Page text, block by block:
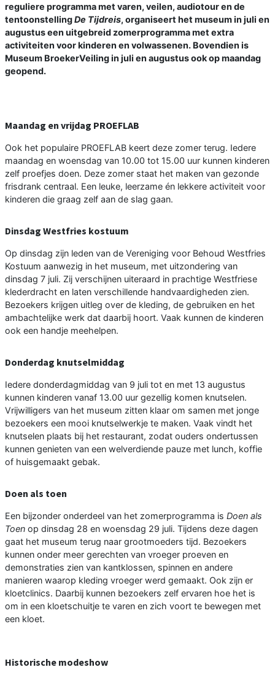
reguliere programma met varen, veilen, audiotour en de
tentoonstellingDe Tijdreis, organiseert het museum in juli en
augustus een uitgebreid zomerprogramma met extra
activiteiten voor kinderen en volwassenen. Bovendien is
Museum BroekerVeiling in juli en augustus ook op maandag
geopend.
Maandag en vrijdag PROEFLAB
Ook het populaire PROEFLAB keert deze zomer terug. Iedere
maandag en woensdag van 10.00 tot 15.00 uur kunnen kinderen
zelf proefjes doen. Deze zomer staat het maken van gezonde
frisdrank centraal. Een leuke, leerzame én lekkere activiteit voor
kinderen die graag zelf aan de slag gaan.
Dinsdag Westfries kostuum
Op dinsdag zijn leden van de Vereniging voor Behoud Westfries
Kostuum aanwezig in het museum, met uitzondering van
dinsdag 7 juli. Zij verschijnen uiteraard in prachtige Westfriese
klederdracht en laten verschillende handvaardigheden zien.
Bezoekers krijgen uitleg over de kleding, de gebruiken en het
ambachtelijke werk dat daarbij hoort. Vaak kunnen de kinderen
ook een handje meehelpen.
Donderdag knutselmiddag
Iedere donderdagmiddag van 9 juli tot en met 13 augustus
kunnen kinderen vanaf 13.00 uur gezellig komen knutselen.
Vrijwilligers van het museum zitten klaar om samen met jonge
bezoekers een mooi knutselwerkje te maken. Vaak vindt het
knutselen plaats bij het restaurant, zodat ouders ondertussen
kunnen genieten van een welverdiende pauze met lunch, koffie
of huisgemaakt gebak.
Doen als toen
Een bijzonder onderdeel van het zomerprogramma is Doen als
Toen op dinsdag 28 en woensdag 29 juli. Tijdens deze dagen
gaat het museum terug naar grootmoeders tijd. Bezoekers
kunnen onder meer gerechten van vroeger proeven en
demonstraties zien van kantklossen, spinnen en andere
manieren waarop kleding vroeger werd gemaakt. Ook zijn er
kloetclinics. Daarbij kunnen bezoekers zelf ervaren hoe het is
om in een kloetschuitje te varen en zich voort te bewegen met
een kloet.
Historische modeshow